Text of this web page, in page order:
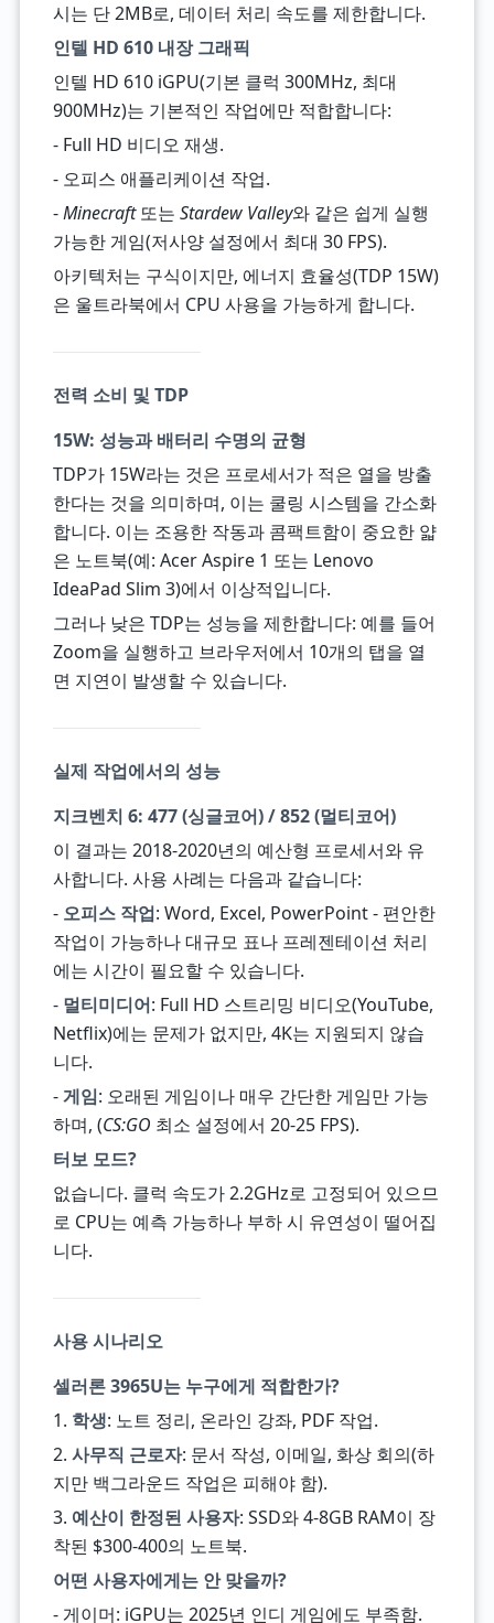
시는 단 2MB로, 데이터 처리 속도를 제한합니다.
인텔 HD 610 내장 그래픽
인텔 HD 610 iGPU(기본 클럭 300MHz, 최대
900MHz)는 기본적인 작업에만 적합합니다:
- Full HD 비디오 재생.
- 오피스 애플리케이션 작업.
-Minecraft또는 Stardew Valley와 같은 쉽게 실행
가능한 게임(저사양 설정에서 최대 30 FPS).
아키텍처는 구식이지만, 에너지 효율성(TDP 15W)
은 울트라북에서 CPU 사용을 가능하게 합니다.
전력 소비 및 TDP
15W: 성능과 배터리 수명의 균형
TDP가 15W라는 것은 프로세서가 적은 열을 방출
한다는 것을 의미하며, 이는 쿨링 시스템을 간소화
합니다. 이는 조용한 작동과 콤팩트함이 중요한 얇
은 노트북(예: Acer Aspire 1 또는 Lenovo
IdeaPad Slim 3)에서 이상적입니다.
그러나 낮은 TDP는 성능을 제한합니다: 예를 들어
Zoom을 실행하고 브라우저에서 10개의 탭을 열
면 지연이 발생할 수 있습니다.
실제 작업에서의 성능
지크벤치 6: 477 (싱글코어) / 852 (멀티코어)
이 결과는 2018-2020년의 예산형 프로세서와 유
사합니다. 사용 사례는 다음과 같습니다:
- 오피스 작업: Word, Excel, PowerPoint - 편안한
작업이 가능하나 대규모 표나 프레젠테이션 처리
에는 시간이 필요할 수 있습니다.
- 멀티미디어: Full HD 스트리밍 비디오(YouTube,
Netflix)에는 문제가 없지만, 4K는 지원되지 않습
니다.
-게임: 오래된 게임이나 매우 간단한 게임만 가능
하며, (CS:GO 최소 설정에서 20-25 FPS).
터보 모드?
없습니다. 클럭 속도가 2.2GHz로 고정되어 있으므
로 CPU는 예측 가능하나 부하 시 유연성이 떨어집
니다.
사용 시나리오
셀러론 3965U는 누구에게 적합한가?
1. 학생: 노트 정리, 온라인 강좌, PDF 작업.
2. 사무직 근로자: 문서 작성, 이메일, 화상 회의(하
지만 백그라운드 작업은 피해야 함).
3. 예산이 한정된 사용자: SSD와 4-8GB RAM이 장
착된 $300-400의 노트북.
어떤 사용자에게는 안 맞을까?
- 게이머: iGPU는 2025년 인디 게임에도 부족함.